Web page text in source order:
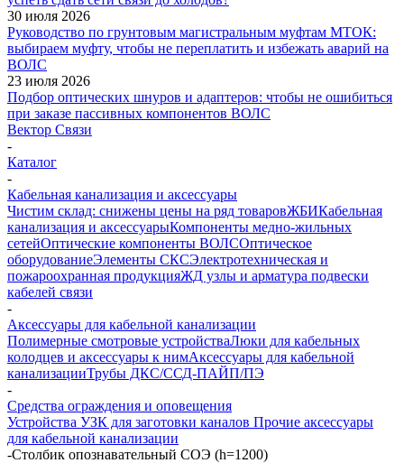
30 июля 2026
Руководство по грунтовым магистральным муфтам МТОК:
выбираем муфту, чтобы не переплатить и избежать аварий на
ВОЛС
23 июля 2026
Подбор оптических шнуров и адаптеров: чтобы не ошибиться
при заказе пассивных компонентов ВОЛС
Вектор Связи
-
Каталог
-
Кабельная канализация и аксессуары
Чистим склад: снижены цены на ряд товаровЖБИКабельная
канализация и аксессуарыКомпоненты медно-жильных
сетейОптические компоненты ВОЛСОптическое
оборудованиеЭлементы СКСЭлектротехническая и
пожароохранная продукцияЖД узлы и арматура подвески
кабелей связи
-
Аксессуары для кабельной канализации
Полимерные смотровые устройстваЛюки для кабельных
колодцев и аксессуары к нимАксессуары для кабельной
канализацииТрубы ДКС/ССД-ПАЙП/ПЭ
-
Средства ограждения и оповещения
Устройства УЗК для заготовки каналов Прочие аксессуары
для кабельной канализации
-Столбик опознавательный СОЭ (h=1200)